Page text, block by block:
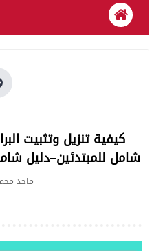
كيفية تنزيل وتثبيت
شامل للمبتدئين–دليل
ماجد